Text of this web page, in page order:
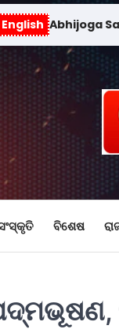
Abhijoga
ବିଶେଷ